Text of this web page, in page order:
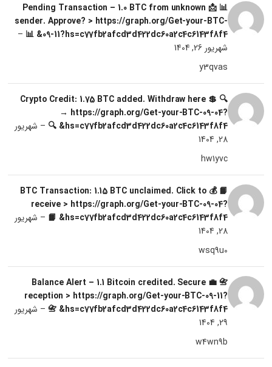
📊 📩 Pending Transaction – 1.0 BTC from unknown
sender. Approve? > https://graph.org/Get-your-BTC-
09-11?hs=c77fb2afcd3d422dc60a2c4c6143f8f4& 📊
–
شهریور 26, 1404
y3qvas
🔍 💲 Crypto Credit: 1.75 BTC added. Withdraw here
→ https://graph.org/Get-your-BTC-09-04?
hs=c77fb2afcd3d422dc60a2c4c6143f8f4& 🔍
– شهریور
28, 1404
hw1yvc
📙 💰 BTC Transaction: 1.15 BTC unclaimed. Click to
receive > https://graph.org/Get-your-BTC-09-04?
hs=c77fb2afcd3d422dc60a2c4c6143f8f4& 📙
– شهریور
28, 1404
wsq9u0
📇 💼 Balance Alert – 1.1 Bitcoin credited. Secure
reception > https://graph.org/Get-your-BTC-09-11?
hs=c77fb2afcd3d422dc60a2c4c6143f8f4& 📇
– شهریور
29, 1404
w4wn9b